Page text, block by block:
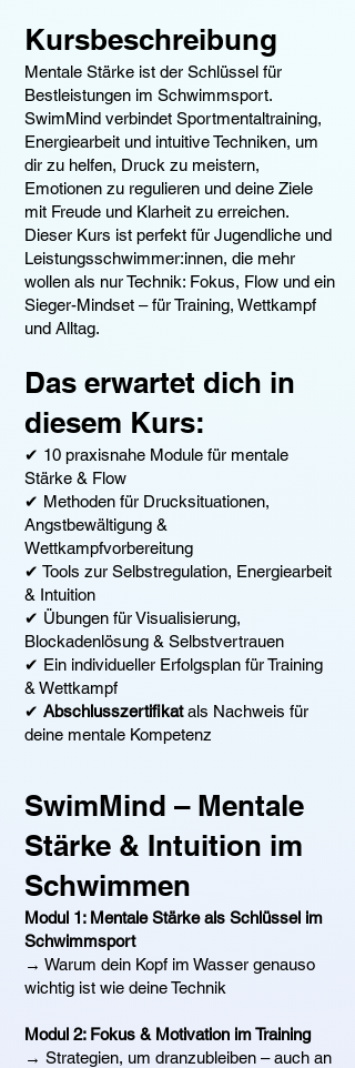
Kursbeschreibung
Mentale Stärke ist der Schlüssel für
Bestleistungen im Schwimmsport.
SwimMind verbindet Sportmentaltraining,
Energiearbeit und intuitive Techniken, um
dir zu helfen, Druck zu meistern,
Emotionen zu regulieren und deine Ziele
mit Freude und Klarheit zu erreichen.
Dieser Kurs ist perfekt für Jugendliche und
Leistungsschwimmer:innen, die mehr
wollen als nur Technik: Fokus, Flow und ein
Sieger-Mindset – für Training, Wettkampf
und Alltag.
Das erwartet dich in
diesem Kurs:
✔ 10 praxisnahe Module für mentale
Stärke & Flow
✔ Methoden für Drucksituationen,
Angstbewältigung &
Wettkampfvorbereitung
✔ Tools zur Selbstregulation, Energiearbeit
& Intuition
✔ Übungen für Visualisierung,
Blockadenlösung & Selbstvertrauen
✔ Ein individueller Erfolgsplan für Training
& Wettkampf
✔ Abschlusszertifikatals Nachweis für
deine mentale Kompetenz
SwimMind – Mentale
Stärke & Intuition im
Schwimmen
Modul 1: Mentale Stärke als Schlüssel im
Schwimmsport
→ Warum dein Kopf im Wasser genauso
wichtig ist wie deine Technik
Modul 2: Fokus & Motivation im Training
→ Strategien, um dranzubleiben – auch an